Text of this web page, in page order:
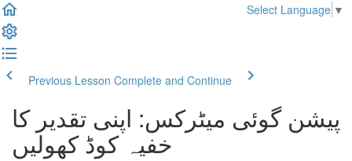
Select Language ▼
Previous Lesson Complete and Continue
پیشن گوئی میٹرکس: اپنی تقدیر کا
خفیہ کوڈ کھولیں